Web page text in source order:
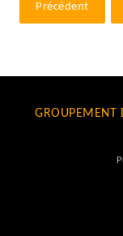
Précédent
GROUPEMENT